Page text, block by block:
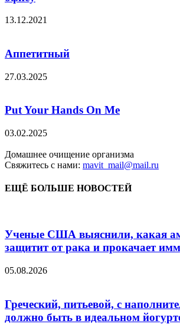
13.12.2021
Аппетитный
27.03.2025
Put Your Hands On Me
03.02.2025
Домашнее очищение организма
Свяжитесь с нами: mavit_mail@mail.ru
ЕЩЁ БОЛЬШЕ НОВОСТЕЙ
Ученые США выяснили, какая
защитит от рака и прокачает
05.08.2026
Греческий, питьевой, с
должно быть в идеальном